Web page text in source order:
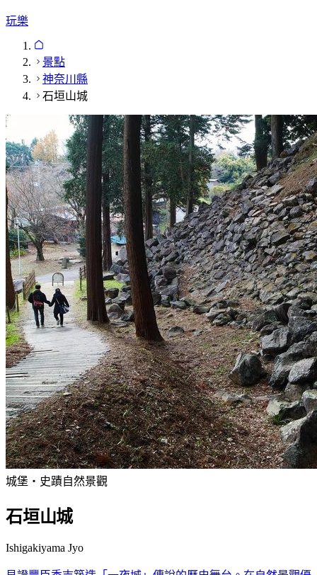
玩樂
景點
神奈川縣
石垣山城
城堡・史蹟自然景觀
石垣山城
Ishigakiyama Jyo